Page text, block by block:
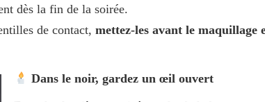
dès la fin de la soirée.
de contact, mettez-les avant le maquillage
Dans le noir, gardez un œil ouvert